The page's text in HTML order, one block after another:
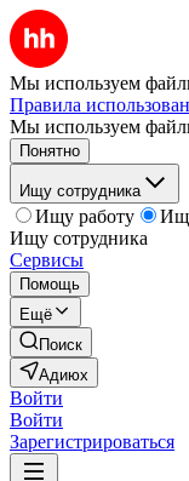
Мы используем
Правила
Мы используем
Понятно
Ищу сотрудника
Ищу работу
Ищу сотрудника
Сервисы
Помощь
Ещё
Поиск
Адиюх
Войти
Войти
Зарегистрироваться